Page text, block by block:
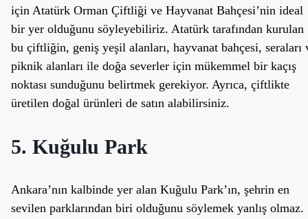
için Atatürk Orman Çiftliği ve Hayvanat Bahçesi’nin ideal
bir yer olduğunu söyleyebiliriz. Atatürk tarafından kurulan
bu çiftliğin, geniş yeşil alanları, hayvanat bahçesi, seraları
piknik alanları ile doğa severler için mükemmel bir kaçış
noktası sunduğunu belirtmek gerekiyor. Ayrıca, çiftlikte
üretilen doğal ürünleri de satın alabilirsiniz.
5. Kuğulu Park
Ankara’nın kalbinde yer alan Kuğulu Park’ın, şehrin en
sevilen parklarından biri olduğunu söylemek yanlış olmaz.